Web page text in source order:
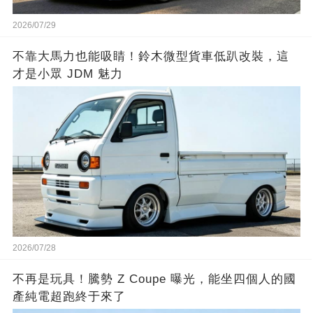
2026/07/29
不靠大馬力也能吸睛！鈴木微型貨車低趴改裝，這
才是小眾 JDM 魅力
2026/07/28
不再是玩具！騰勢 Z Coupe 曝光，能坐四個人的國
產純電超跑終于來了